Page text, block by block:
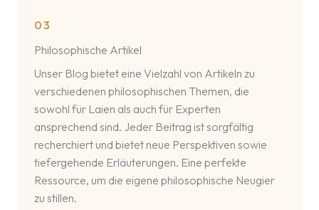
03
Philosophische Artikel
Unser Blog bietet eine Vielzahl von Artikeln zu
verschiedenen philosophischen Themen, die
sowohl für Laien als auch für Experten
ansprechend sind. Jeder Beitrag ist sorgfältig
recherchiert und bietet neue Perspektiven sowie
tiefergehende Erläuterungen. Eine perfekte
Ressource, um die eigene philosophische Neugier
zu stillen.